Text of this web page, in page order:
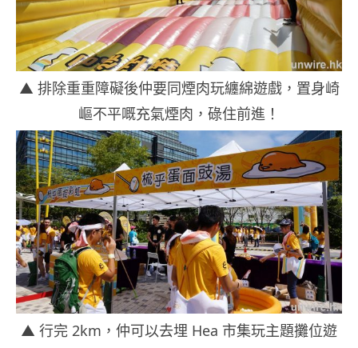
▲ 排除重重障礙後仲要同煙肉玩纏綿遊戲， 置身崎
嶇不平嘅充氣煙肉，碌住前進！
▲ 行完 2km，仲可以去埋 Hea 市集玩主題攤位遊